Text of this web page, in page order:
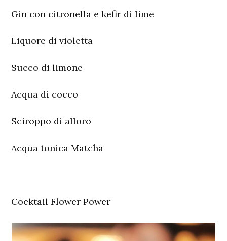
Gin con citronella e kefir di lime
Liquore di violetta
Succo di limone
Acqua di cocco
Sciroppo di alloro
Acqua tonica Matcha
Cocktail Flower Power